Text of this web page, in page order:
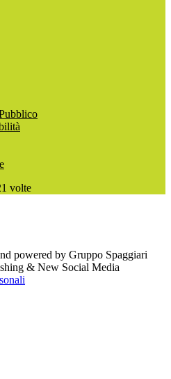
volte
powered by Gruppo Spaggiari
& New Social Media